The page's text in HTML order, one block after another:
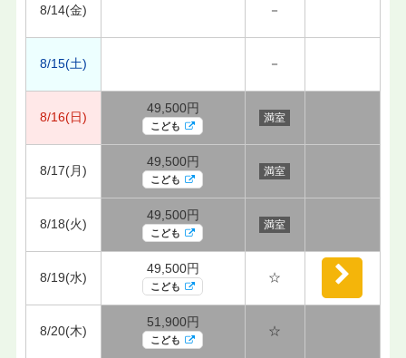
8/14(金) －
8/15(土) －
8/16(日)
49,500円
こども
満室
8/17(月)
49,500円
こども
満室
8/18(火)
49,500円
こども
満室
8/19(水)
49,500円
こども
☆
8/20(木)
51,900円
こども
☆